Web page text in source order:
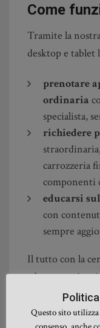
Come
Tramite la
desktop e tablet
prenotare
ordinaria
specialista,
richiedere
carrozzeria
componenti
educarsi
con
sempre
Il tutto con la
ad operatori
“Qualità significa
sta guardando”
Questo sito